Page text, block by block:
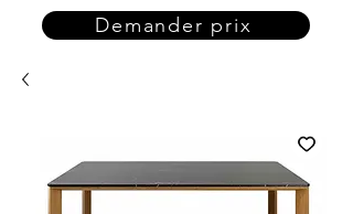
Demander prix